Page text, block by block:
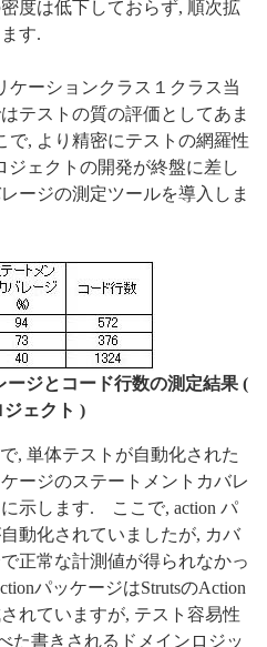
度は低下しておらず, 順次拡
す.
ケーションクラス１クラス当
テストの質の評価としてあま
で, より精密にテストの網羅性
ジェクトの開発が終盤に差し
ージの測定ツールを導入しま
ジとコード行数の測定結果 (
ジェクト )
, 単体テストが自動化された
ージのステートメントカバレ
示します. ここで, action パ
動化されていましたが, カバ
正常な計測値が得られなかっ
パッケージはStrutsのAction
れていますが, テスト容易性
た書きされるドメインロジッ